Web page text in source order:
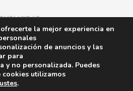
PUBLICIDAD
la mejor experiencia en
de anuncios y las
para
y no personalizada. Puedes
cookies utilizamos
.